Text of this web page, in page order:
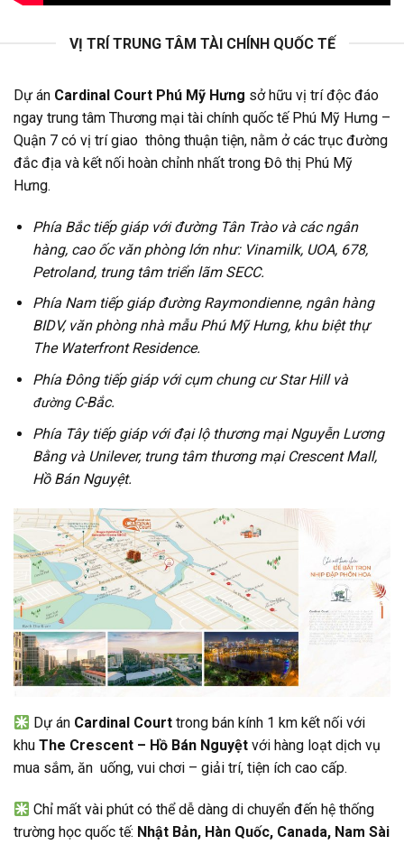
VỊ TRÍ TRUNG TÂM TÀI CHÍNH QUỐC TẾ
Dự án Cardinal Court Phú Mỹ Hưng sở hữu vị trí độc đáo
ngay trung tâm Thương mại tài chính quốc tế Phú Mỹ Hưng –
Quận 7 có vị trí giao thông thuận tiện, nằm ở các trục đường
đắc địa và kết nối hoàn chỉnh nhất trong Đô thị Phú Mỹ
Hưng.
Phía Bắc tiếp giáp với đường Tân Trào và các ngân
hàng, cao ốc văn phòng lớn như: Vinamilk, UOA, 678,
Petroland, trung tâm triển lãm SECC.
Phía Nam tiếp giáp đường Raymondienne, ngân hàng
BIDV, văn phòng nhà mẫu Phú Mỹ Hưng, khu biệt thự
The Waterfront Residence.
Phía Đông tiếp giáp với cụm chung cư Star Hill và
đườngC-Bắc.
Phía Tây tiếp giáp với đại lộ thương mại Nguyễn Lương
Bằng và Unilever, trung tâm thương mại Crescent Mall,
Hồ Bán Nguyệt.
Dự án Cardinal Court trong bán kính 1 km kết nối với
khu The Crescent – Hồ Bán Nguyệt với hàng loạt dịch vụ
mua sắm, ăn uống, vui chơi – giải trí, tiện ích cao cấp.
Chỉ mất vài phút có thể dễ dàng di chuyển đến hệ thống
trường học quốc tế: Nhật Bản, Hàn Quốc, Canada, Nam Sài